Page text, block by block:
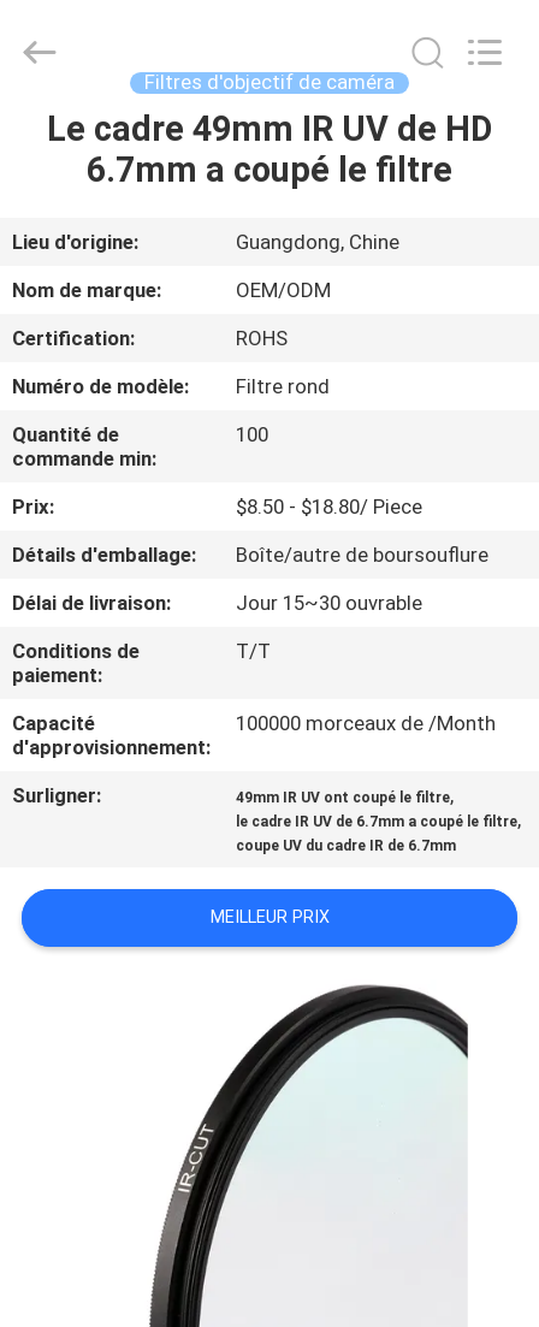
MAISON
AU
SUJET
NOUS
D'USINE
CONTRÔLE
DE
QUALITÉ
CONTACTEZ-
NOUS
UNE
CITATION
Technology
Reserved.
Filtres d'objectif de caméra
Le cadre 49mm IR UV de HD
6.7mm a coupé le filtre
Lieu d'origine:
Guangdong, Chine
Nom de marque:
OEM/ODM
Certification:
ROHS
Numéro de modèle:
Filtre rond
Quantité de
commande min:
100
Prix:
$8.50 - $18.80/ Piece
Détails d'emballage:
Boîte/autre de boursouflure
Délai de livraison:
Jour 15~30 ouvrable
Conditions de
paiement:
T/T
Capacité
d'approvisionnement:
100000 morceaux de /Month
Surligner: 49mm IR UV ont coupé le filtre,
le cadre IR UV de 6.7mm a coupé le filtre,
coupe UV du cadre IR de 6.7mm
MEILLEUR PRIX